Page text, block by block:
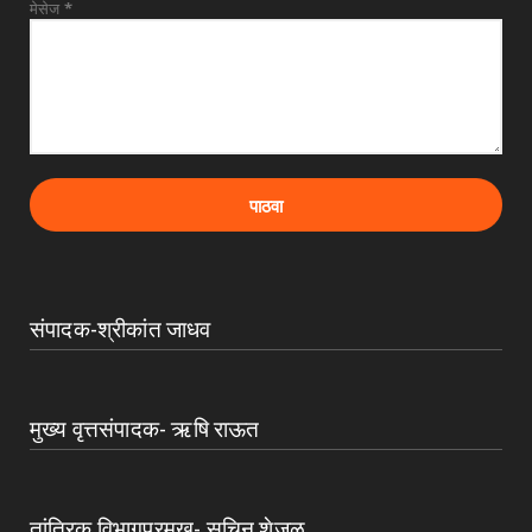
मेसेज *
संपादक-श्रीकांत जाधव
मुख्य वृत्तसंपादक- ऋषि राऊत